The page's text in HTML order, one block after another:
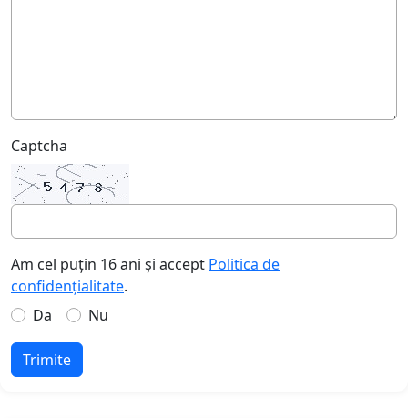
Captcha
Am cel puțin 16 ani și accept Politica de
confidențialitate.
Da
Nu
Trimite